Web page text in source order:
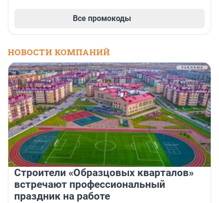
Все промокоды
НОВОСТИ КОМПАНИЙ
Строители «Образцовых кварталов»
встречают профессиональный
праздник на работе